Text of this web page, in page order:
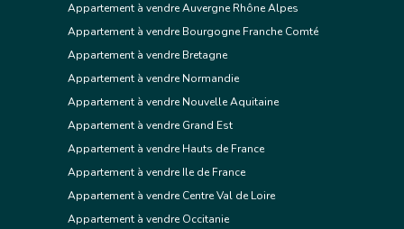
Appartement à vendre Auvergne Rhône Alpes
Appartement à vendre Bourgogne Franche Comté
Appartement à vendre Bretagne
Appartement à vendre Normandie
Appartement à vendre Nouvelle Aquitaine
Appartement à vendre Grand Est
Appartement à vendre Hauts de France
Appartement à vendre Ile de France
Appartement à vendre Centre Val de Loire
Appartement à vendre Occitanie